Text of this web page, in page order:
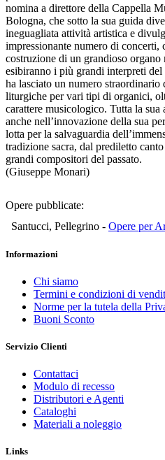
nomina a direttore della Cappella
Bologna, che sotto la sua guida
ineguagliata attività artistica e
impressionante numero di concerti,
costruzione di un grandioso
esibiranno i più grandi interpreti
ha lasciato un numero straordinario
liturgiche per vari tipi di organici,
carattere musicologico. Tutta la
anche nell’innovazione della sua
lotta per la salvaguardia
tradizione sacra, dal prediletto
grandi compositori del passato.
(Giuseppe Monari)
Opere pubblicate:
Santucci, Pellegrino - Opere per
Informazioni
Chi siamo
Termini e condizioni di
Norme per la tutela della
Buoni Sconto
Servizio Clienti
Contattaci
Modulo di recesso
Distributori e Agenti
Cataloghi
Materiali a noleggio
Links